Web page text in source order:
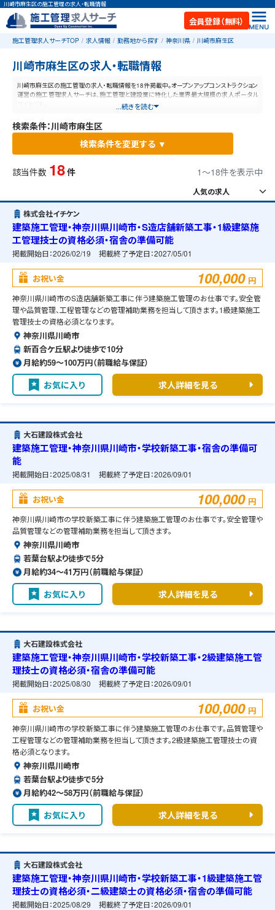
川崎市麻生区の施工管理の求人・転職情報
会員登録（無料）
施工管理求人サーチTOP 求人情報 勤務地から探す 神奈川県 川崎市麻生区
川崎市麻生区の求人・転職情報
川崎市麻生区の施工管理の求人・転職情報を18件掲載中。オープンアップコンストラクション
運営の施工管理求人サーチは、施工管理と建設業に特化した業界最大規模の求人ポータル
...続きを読む
検索条件：川崎市麻生区
検索条件を変更する ▼
該当件数 18 件 1〜18件を表示中
株式会社イチケン
建築施工管理・神奈川県川崎市・S造店舗新築工事・1級建築施
工管理技士の資格必須・宿舎の準備可能
掲載開始日：2026/02/19 掲載終了予定日：2027/05/01
お祝い金 100,000 円
神奈川県川崎市のS造店舗新築工事に伴う建築施工管理のお仕事です。安全管
理や品質管理、工程管理などの管理補助業務を担当して頂きます。1級建築施工
管理技士の資格必須となります。
神奈川県川崎市
新百合ケ丘駅より徒歩で10分
月給約59〜100万円（前職給与保証）
お気に入り 求人詳細を見る
大石建設株式会社
建築施工管理・神奈川県川崎市・学校新築工事・宿舎の準備可
能
掲載開始日：2025/08/31 掲載終了予定日：2026/09/01
お祝い金 100,000 円
神奈川県川崎市の学校新築工事に伴う建築施工管理のお仕事です。安全管理や
品質管理などの管理補助業務を担当して頂きます。
神奈川県川崎市
若葉台駅より徒歩で5分
月給約34〜41万円（前職給与保証）
お気に入り 求人詳細を見る
大石建設株式会社
建築施工管理・神奈川県川崎市・学校新築工事・2級建築施工管
理技士の資格必須・宿舎の準備可能
掲載開始日：2025/08/30 掲載終了予定日：2026/09/01
お祝い金 100,000 円
神奈川県川崎市の学校新築工事に伴う建築施工管理のお仕事です。品質管理や
工程管理などの管理補助業務を担当して頂きます。2級建築施工管理技士の資
格必須となります。
神奈川県川崎市
若葉台駅より徒歩で5分
月給約42〜58万円（前職給与保証）
お気に入り 求人詳細を見る
大石建設株式会社
建築施工管理・神奈川県川崎市・学校新築工事・1級建築施工管
理技士の資格必須・二級建築士の資格必須・宿舎の準備可能
掲載開始日：2025/08/29 掲載終了予定日：2026/09/01